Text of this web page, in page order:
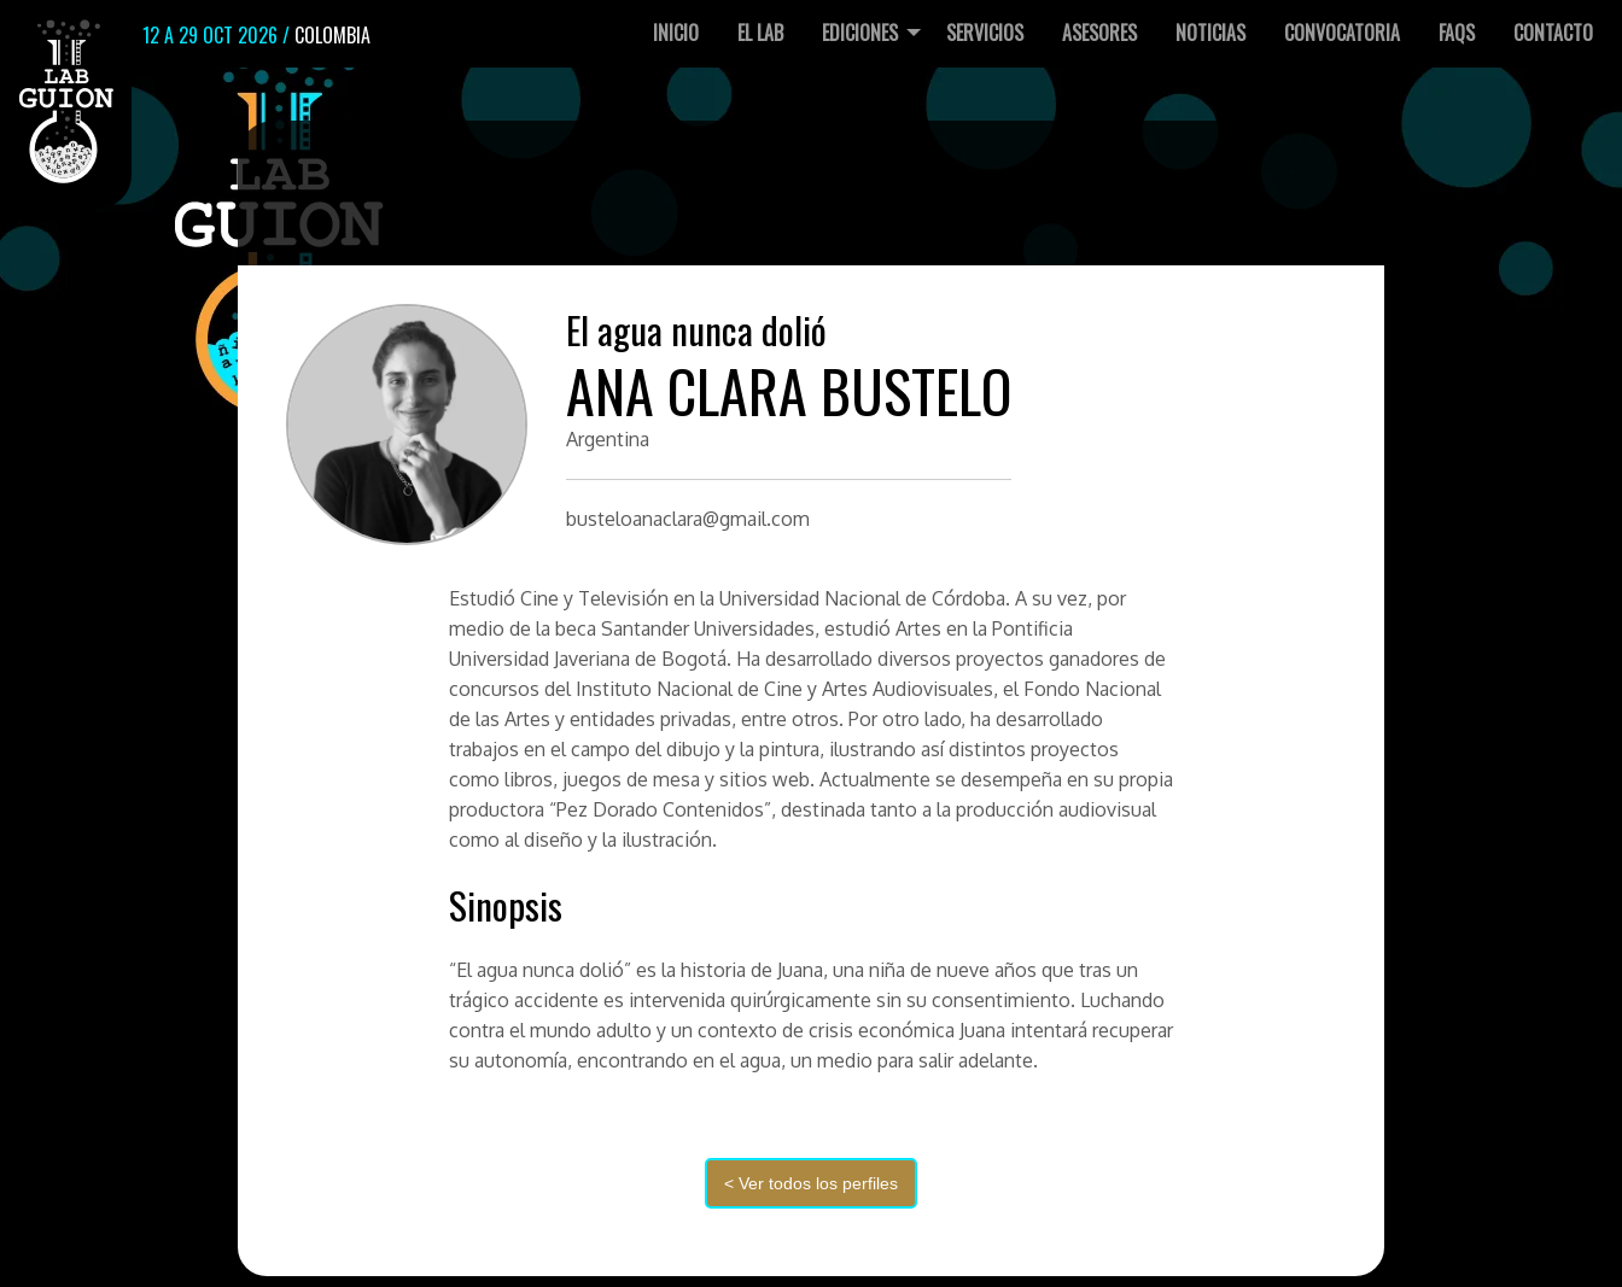
12 A 29 OCT 2026 / COLOMBIA INICIO EL LAB EDICIONES SERVICIOS ASESORES NOTICIAS CONVOCATORIA FAQS CONTACTO
El agua nunca dolió
ANA CLARA BUSTELO
Argentina
busteloanaclara@gmail.com
Estudió Cine y Televisión en la Universidad Nacional de Córdoba. A su vez, por
medio de la beca Santander Universidades, estudió Artes en la Pontificia
Universidad Javeriana de Bogotá. Ha desarrollado diversos proyectos ganadores de
concursos del Instituto Nacional de Cine y Artes Audiovisuales, el Fondo Nacional
de las Artes y entidades privadas, entre otros. Por otro lado, ha desarrollado
trabajos en el campo del dibujo y la pintura, ilustrando así distintos proyectos
como libros, juegos de mesa y sitios web. Actualmente se desempeña en su propia
productora “Pez Dorado Contenidos”, destinada tanto a la producción audiovisual
como al diseño y la ilustración.
Sinopsis
“El agua nunca dolió” es la historia de Juana, una niña de nueve años que tras un
trágico accidente es intervenida quirúrgicamente sin su consentimiento. Luchando
contra el mundo adulto y un contexto de crisis económica Juana intentará recuperar
su autonomía, encontrando en el agua, un medio para salir adelante.